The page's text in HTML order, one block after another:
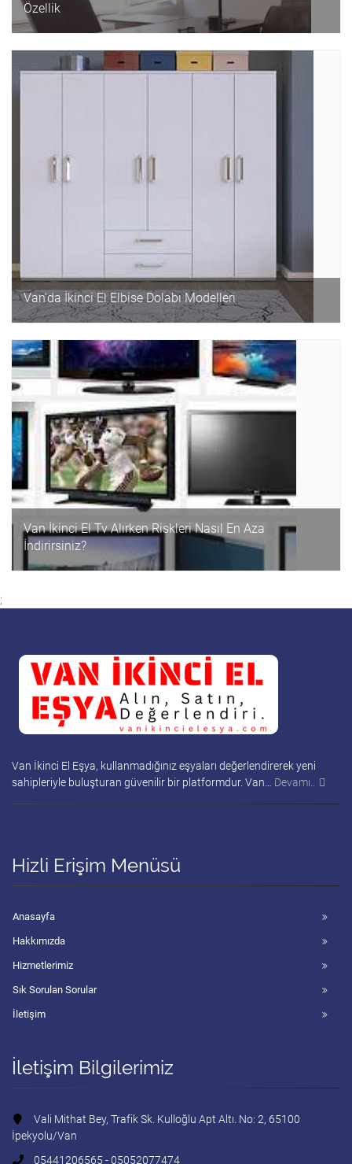
Özellik
Van'da İkinci El Elbise Dolabı Modelleri
Van İkinci El Tv Alırken Riskleri Nasıl En Aza
İndirirsiniz?
;
Van İkinci El Eşya, kullanmadığınız eşyaları değerlendirerek yeni
sahipleriyle buluşturan güvenilir bir platformdur. Van… Devamı..
Hizli Erişim Menüsü
Anasayfa
Hakkımızda
Hizmetlerimiz
Sık Sorulan Sorular
İletişim
İletişim Bilgilerimiz
Vali Mithat Bey, Trafik Sk. Kulloğlu Apt Altı. No: 2, 65100
İpekyolu/Van
05441206565 - 05052077474